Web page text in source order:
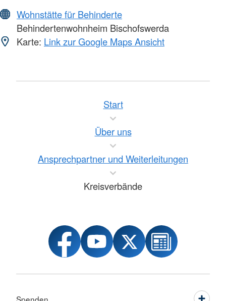
Wohnstätte für Behinderte
Behindertenwohnheim Bischofswerda
Karte: Link zur Google Maps Ansicht
Start
Über uns
Ansprechpartner und Weiterleitungen
Kreisverbände